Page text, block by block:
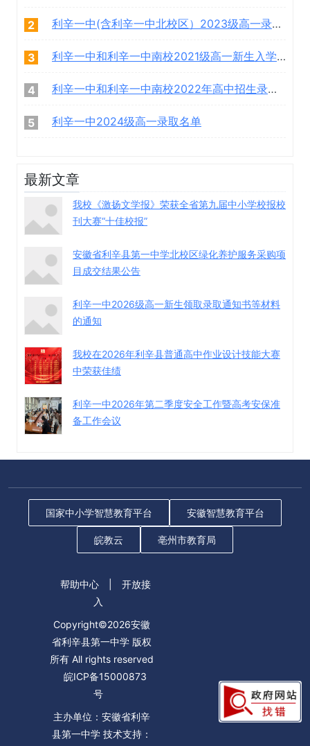
2 利辛一中(含利辛一中北校区）2023级高一录取学生名单
3 利辛一中和利辛一中南校2021级高一新生入学须知
4 利辛一中和利辛一中南校2022年高中招生录取名单
5 利辛一中2024级高一录取名单
最新文章
我校《激扬文学报》荣获全省第九届中小学校报校
刊大赛“十佳校报”
安徽省利辛县第一中学北校区绿化养护服务采购项
目成交结果公告
利辛一中2026级高一新生领取录取通知书等材料
的通知
我校在2026年利辛县普通高中作业设计技能大赛
中荣获佳绩
利辛一中2026年第二季度安全工作暨高考安保准
备工作会议
国家中小学智慧教育平台 安徽智慧教育平台
皖教云 亳州市教育局
帮助中心
开放接
入
Copyright©2026安徽
省利辛县第一中学 版权
所有 All rights reserved
皖ICP备15000873
号
主办单位：安徽省利辛
县第一中学 技术支持：